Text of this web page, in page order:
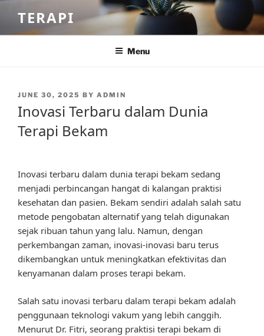
content
TERAPI
Menu
POSTED
JUNE 30, 2025 BY ADMIN
Inovasi Terbaru dalam Dunia
Terapi Bekam
Inovasi terbaru dalam dunia terapi bekam sedang
menjadi perbincangan hangat di kalangan praktisi
kesehatan dan pasien. Bekam sendiri adalah salah satu
metode pengobatan alternatif yang telah digunakan
sejak ribuan tahun yang lalu. Namun, dengan
perkembangan zaman, inovasi-inovasi baru terus
dikembangkan untuk meningkatkan efektivitas dan
kenyamanan dalam proses terapi bekam.
Salah satu inovasi terbaru dalam terapi bekam adalah
penggunaan teknologi vakum yang lebih canggih.
Menurut Dr. Fitri, seorang praktisi terapi bekam di